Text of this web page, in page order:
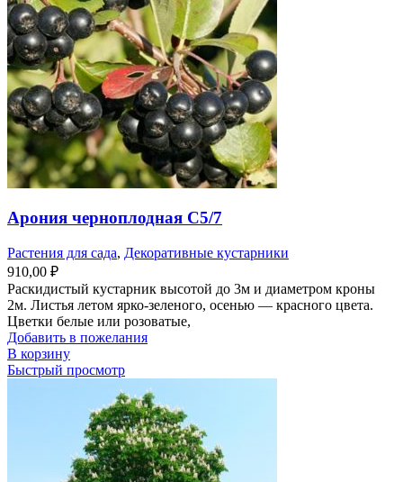
Арония черноплодная С5/7
Растения для сада, Декоративные кустарники
910,00 ₽
Раскидистый кустарник высотой до 3м и диаметром кроны
2м. Листья летом ярко-зеленого, осенью — красного цвета.
Цветки белые или розоватые,
Добавить в пожелания
В корзину
Быстрый просмотр